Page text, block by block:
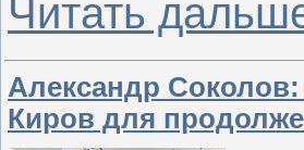
Читать
Александр
Киров для